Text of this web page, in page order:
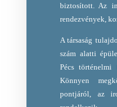
biztosított. Az
rendezvények,
A társaság
szám alatti
Pécs történelmi
Könnyen
pontjáról, az